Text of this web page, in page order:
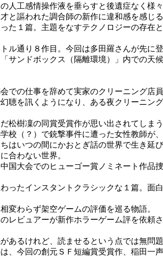
工感情操作液を垂らすと後遺症なく様
と謳われた調合師の新作に違和感を感じる
１篇。主題をなすテクノロジーの存在
ル通り８作目。今回は多田羅さんが先に
サンドボックス（隔離環境）」内での
での仕事を辞めて実家のクリーニング店
聴を訊くようになり、ある夜クリーニ
樹凜の同賞受賞作が思い出されてしま
校（？）で銃撃事件に遭った女性教師が
いつの間にかおとぎ話の世界で生き延
合わない世界。
大会でのヒューゴー賞ノミネート作品
ったインスタントクラシックな１篇。面白
変わらず架空ゲームの評価を巡る物語。
ビュアーが新作ホラーゲーム評を依頼
るけれど、読ませるという点では無問題
今回の創元ＳＦ短編賞受賞作、稲田一